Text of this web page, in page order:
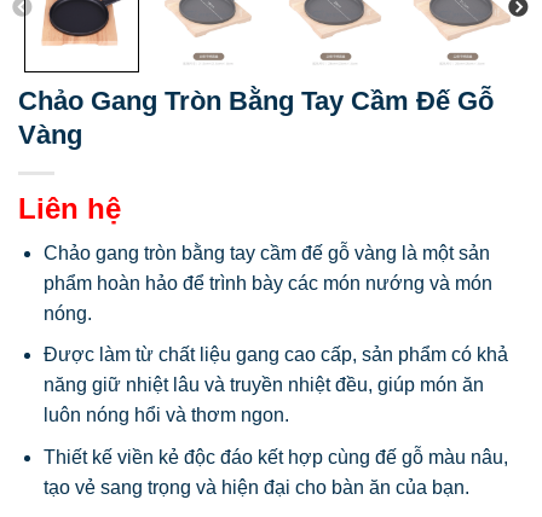
Chảo Gang Tròn Bằng Tay Cầm Đế Gỗ
Vàng
Liên hệ
Chảo gang tròn bằng tay cầm đế gỗ vàng là một sản
phẩm hoàn hảo để trình bày các món nướng và món
nóng.
Được làm từ chất liệu gang cao cấp, sản phẩm có khả
năng giữ nhiệt lâu và truyền nhiệt đều, giúp món ăn
luôn nóng hổi và thơm ngon.
Thiết kế viền kẻ độc đáo kết hợp cùng đế gỗ màu nâu,
tạo vẻ sang trọng và hiện đại cho bàn ăn của bạn.